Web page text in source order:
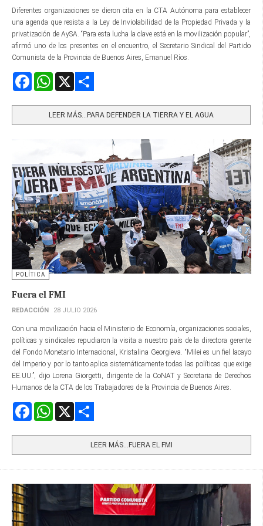
Diferentes organizaciones se dieron cita en la CTA Autónoma para establecer
una agenda que resista a la Ley de Inviolabilidad de la Propiedad Privada y la
privatización de AySA. “Para esta lucha la clave está en la movilización popular”,
afirmó uno de los presentes en el encuentro, el Secretario Sindical del Partido
Comunista de la Provincia de Buenos Aires, Emanuel Ríos.
FacebookWhatsApp
LEER MÁS…PARA DEFENDER LA TIERRA Y EL AGUA
POLÍTICA
Fuera el FMI
REDACCIÓN 28 JULIO 2026
Con una movilización hacia el Ministerio de Economía, organizaciones sociales,
políticas y sindicales repudiaron la visita a nuestro país de la directora gerente​
del Fondo Monetario Internacional, Kristalina Georgieva. “Milei es un fiel lacayo
del Imperio y por lo tanto aplica sistemáticamente todas las políticas que exige
EE.UU.”, dijo Lorena Giorgetti, dirigente de la CoNAT y Secretaria de Derechos
Humanos de la CTA de los Trabajadores de la Provincia de Buenos Aires.
FacebookWhatsApp
LEER MÁS…FUERA EL FMI